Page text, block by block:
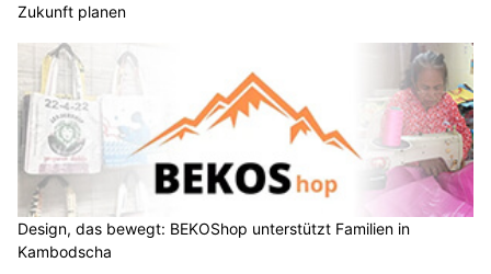
Zukunft planen
Design, das bewegt: BEKOShop unterstützt Familien in
Kambodscha